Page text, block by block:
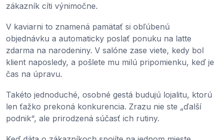
zákazník cíti výnimočne.
V kaviarni to znamená pamätať si obľúbenú
objednávku a automaticky poslať ponuku na latte
zdarma na narodeniny. V salóne zase viete, kedy bol
klient naposledy, a pošlete mu milú pripomienku, keď je
čas na úpravu.
Takéto jednoduché, osobné gestá budujú lojalitu, ktorú
len ťažko prekoná konkurencia. Zrazu nie ste „ďalší
podnik“, ale prirodzená súčasť ich rutiny.